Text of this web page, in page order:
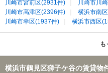
川崎市宮前区(2931件)
川崎市川
川崎市高津区(2396件)
横浜市南
川崎市幸区(1937件)
横浜市西区
横浜市保土ケ谷区(1160件)
も
横浜市鶴見区獅子ケ谷の賃貸物